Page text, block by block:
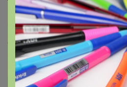
у меня пришла красная, тоже
тряпка большая , хорошая
6 января, 2019 14:50
Томик35